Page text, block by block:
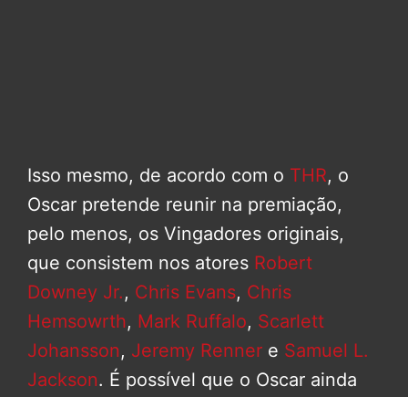
Isso mesmo, de acordo com o THR, o
Oscar pretende reunir na premiação,
pelo menos, os Vingadores originais,
que consistem nos atores Robert
Downey Jr., Chris Evans, Chris
Hemsowrth, Mark Ruffalo, Scarlett
Johansson, Jeremy Renner e Samuel L.
Jackson. É possível que o Oscar ainda